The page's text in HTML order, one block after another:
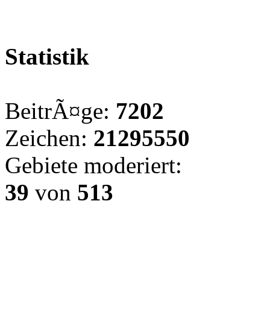
Statistik
BeitrÃ¤ge: 7202
Zeichen: 21295550
Gebiete moderiert:
39 von 513